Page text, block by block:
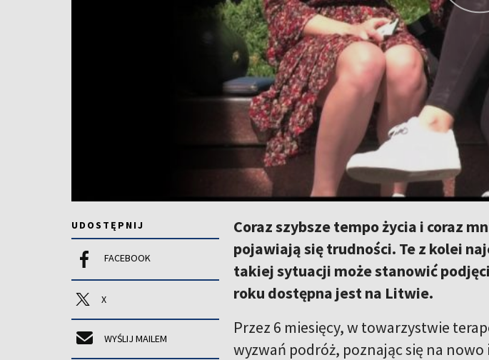
UDOSTĘPNIJ
FACEBOOK
X
WYŚLIJ MAILEM
Coraz szybsze tempo życia i coraz
pojawiają się trudności. Te z kolei
takiej sytuacji może stanowić
roku dostępna jest na Litwie.
Przez 6 miesięcy, w towarzystwie
wyzwań podróż, poznając się na